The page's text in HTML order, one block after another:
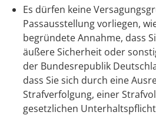
Es dürfen keine
Passausstellung vorliegen,
begründete Annahme, dass
äußere Sicherheit oder
der Bundesrepublik
dass Sie sich durch eine
Strafverfolgung, einer
gesetzlichen